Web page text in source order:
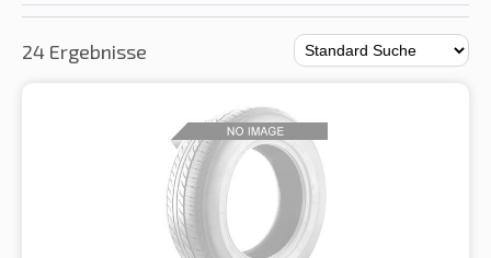
24 Ergebnisse